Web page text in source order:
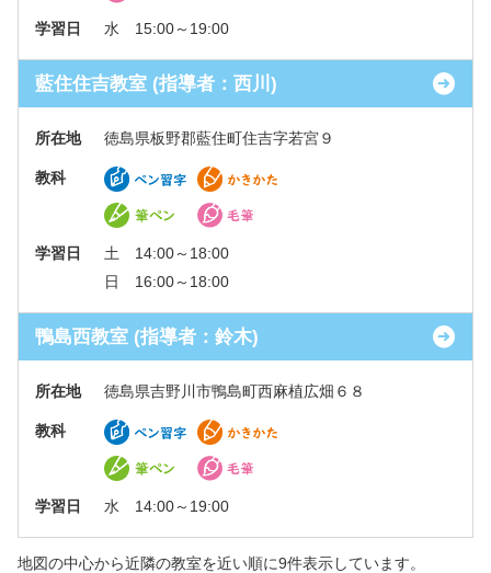
学習日 水 15:00～19:00
藍住住吉教室 (指導者：西川)
所在地 徳島県板野郡藍住町住吉字若宮９
教科
学習日
土 14:00～18:00
日 16:00～18:00
鴨島西教室 (指導者：鈴木)
所在地 徳島県吉野川市鴨島町西麻植広畑６８
教科
学習日 水 14:00～19:00
地図の中心から近隣の教室を近い順に9件表示しています。